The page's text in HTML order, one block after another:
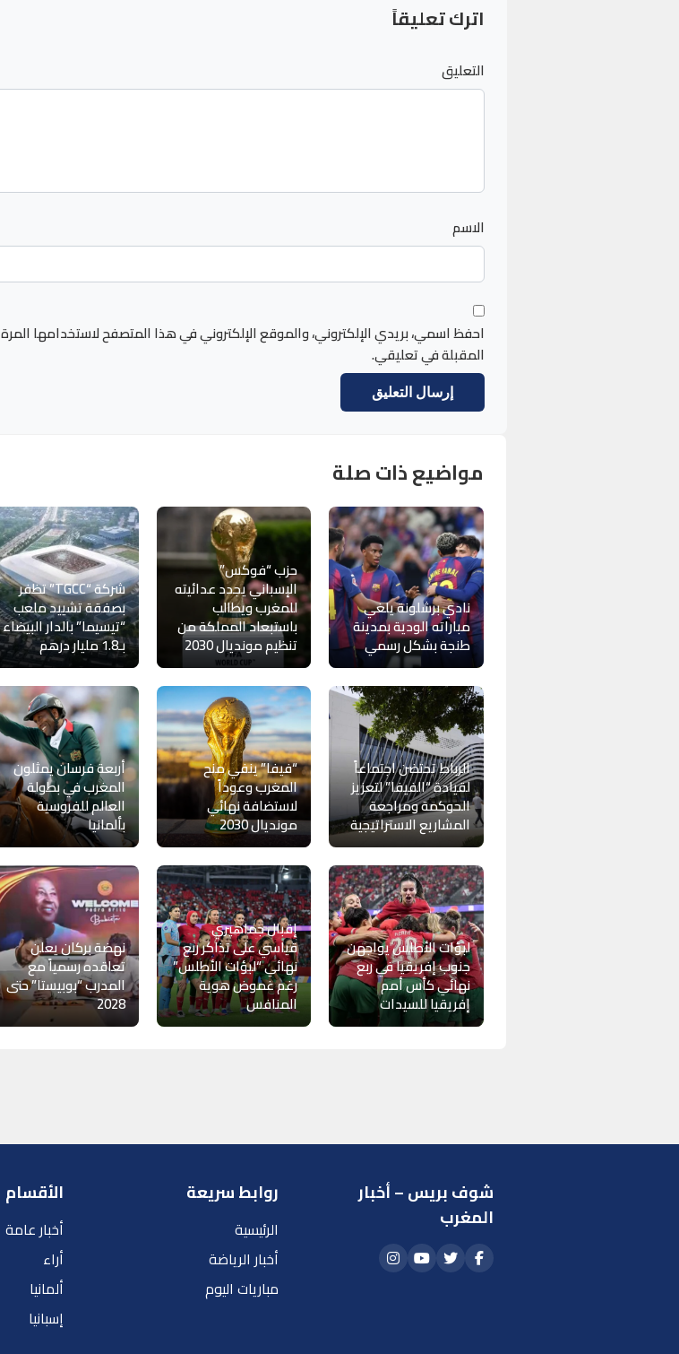
اترك تعليقاً
التعليق
الاسم
احفظ اسمي، بريدي الإلكتروني، والموقع الإلكتروني في هذا المتصفح لاستخدامها المرة
المقبلة في تعليقي.
مواضيع ذات صلة
نادي برشلونة يلغي
مباراته الودية بمدينة
طنجة بشكل رسمي
حزب “فوكس”
الإسباني يجدد عدائيته
للمغرب ويطالب
باستبعاد المملكة من
تنظيم مونديال 2030
شركة “TGCC” تظفر
بصفقة تشييد ملعب
“تيسيما” بالدار البيضاء
بـ1.8 مليار درهم
الرباط تحتضن اجتماعاً
لقيادة “الفيفا” لتعزيز
الحوكمة ومراجعة
المشاريع الاستراتيجية
“فيفا” ينفي منح
المغرب وعوداً
لاستضافة نهائي
مونديال 2030
أربعة فرسان يمثلون
المغرب في بطولة
العالم للفروسية
بألمانيا
لبؤات الأطلس يواجهن
جنوب إفريقيا في ربع
نهائي كأس أمم
إفريقيا للسيدات
إقبال جماهيري
قياسي على تذاكر ربع
نهائي “لبؤات الأطلس”
رغم غموض هوية
المنافس
نهضة بركان يعلن
تعاقده رسمياً مع
المدرب “بوبيستا” حتى
2028
شوف بريس – أخبار
المغرب
روابط سريعة
الرئيسية
أخبار الرياضة
مباريات اليوم
الأقسام
أخبار عامة
أراء
ألمانيا
إسبانيا